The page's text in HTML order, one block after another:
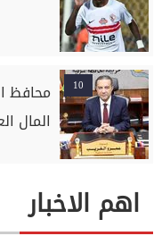
10
محافظ
المال
اهم الاخبار